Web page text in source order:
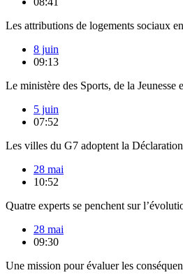
Les attributions de logements sociaux
8 juin
09:13
Le ministère des Sports, de la Jeunesse
5 juin
07:52
Les villes du G7 adoptent la
28 mai
10:52
Quatre experts se penchent sur
28 mai
09:30
Une mission pour évaluer les